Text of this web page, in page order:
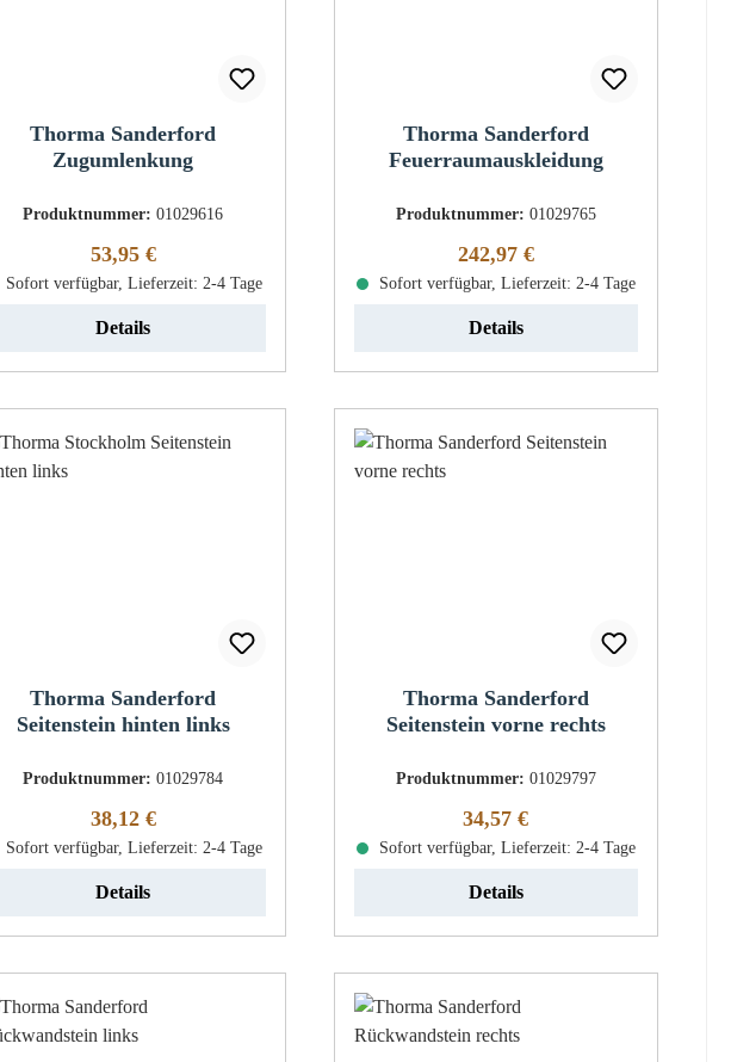
Thorma Sanderford
Zugumlenkung
Produktnummer:01029616
Regulärer Preis:
53,95 €
Sofort verfügbar, Lieferzeit: 2-4 Tage
Details
Thorma Sanderford
Feuerraumauskleidung
Produktnummer: 01029765
Regulärer Preis:
242,97 €
Sofort verfügbar, Lieferzeit: 2-4 Tage
Details
Thorma Sanderford
Seitenstein hinten links
Produktnummer:01029784
Regulärer Preis:
38,12 €
Sofort verfügbar, Lieferzeit: 2-4 Tage
Details
Thorma Sanderford
Seitenstein vorne rechts
Produktnummer: 01029797
Regulärer Preis:
34,57 €
Sofort verfügbar, Lieferzeit: 2-4 Tage
Details